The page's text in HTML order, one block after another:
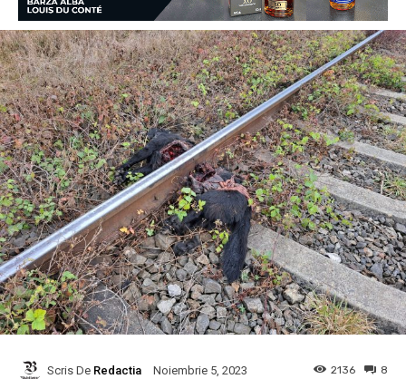
Scris De Redactia Noiembrie 5, 2023 8
2136